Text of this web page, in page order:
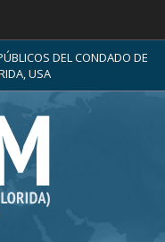
DEL CONDADO DE
USA